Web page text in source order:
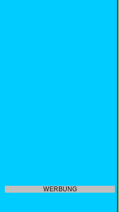
WERBUNG